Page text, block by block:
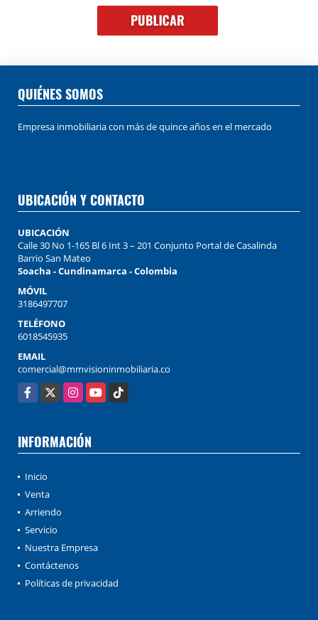
QUIÉNES SOMOS
Empresa inmobiliaria con más de quince años en el mercado
UBICACIÓN Y CONTACTO
UBICACIÓN
Calle 30 No 1-165 Bl 6 Int 3 – 201 Conjunto Portal de Casalinda
Barrio San Mateo
Soacha - Cundinamarca - Colombia
MÓVIL
3186497707
TELÉFONO
6018545935
EMAIL
comercial@mmvisioninmobiliaria.co
Facebook
X InstagramYouTubeTikTok
INFORMACIÓN
Inicio
Venta
Arriendo
Servicio
Nuestra Empresa
Contáctenos
Políticas de privacidad